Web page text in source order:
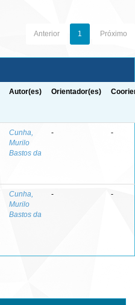
Anterior 1 Próximo
Autor(es) Orientador(es)
Cunha,
Murilo
Bastos da
- -
Cunha,
Murilo
Bastos da
- -